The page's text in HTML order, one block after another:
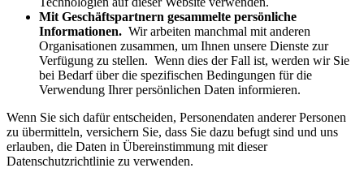
Mit Geschäftspartnern gesammelte persönliche
Informationen. Wir arbeiten manchmal mit anderen
Organisationen zusammen, um Ihnen unsere Dienste zur
Verfügung zu stellen. Wenn dies der Fall ist, werden wir Sie
bei Bedarf über die spezifischen Bedingungen für die
Verwendung Ihrer persönlichen Daten informieren.
Wenn Sie sich dafür entscheiden, Personendaten anderer Personen
zu übermitteln, versichern Sie, dass Sie dazu befugt sind und uns
erlauben, die Daten in Übereinstimmung mit dieser
Datenschutzrichtlinie zu verwenden.